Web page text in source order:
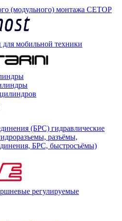
(модульного) монтажа CETOP
для мобильной техники
(БРС) гидравлические
разъёмы,
БРС, быстросъёмы)
регулируемые